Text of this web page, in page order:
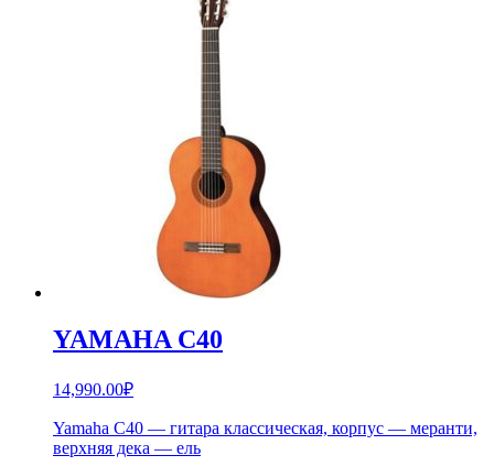
YAMAHA C40
14,990.00₽
Yamaha C40 — гитара классическая, корпус — меранти,
верхняя дека — ель